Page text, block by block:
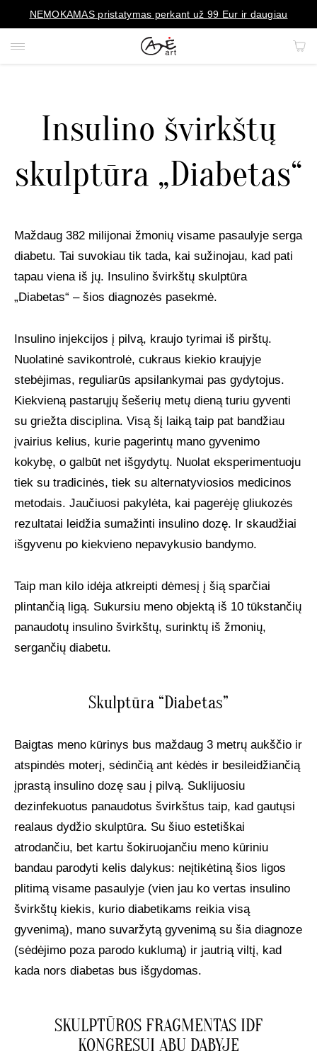
NEMOKAMAS pristatymas perkant už 99 Eur ir daugiau
PAVEIKSLAI
PORTRETAI
KILIMAI
MENO OBJEKTAI
UŽSAKOMIEJI PROJEKTAI
TAPYBOS PAMOKOS
BIO
Insulino švirkštų
skulptūra „Diabetas“
Maždaug 382 milijonai žmonių visame pasaulyje serga
diabetu. Tai suvokiau tik tada, kai sužinojau, kad pati
tapau viena iš jų. Insulino švirkštų skulptūra
„Diabetas“ – šios diagnozės pasekmė.
Insulino injekcijos į pilvą, kraujo tyrimai iš pirštų.
Nuolatinė savikontrolė, cukraus kiekio kraujyje
stebėjimas, reguliarūs apsilankymai pas gydytojus.
Kiekvieną pastarųjų šešerių metų dieną turiu gyventi
su griežta disciplina. Visą šį laiką taip pat bandžiau
įvairius kelius, kurie pagerintų mano gyvenimo
kokybę, o galbūt net išgydytų. Nuolat eksperimentuoju
tiek su tradicinės, tiek su alternatyviosios medicinos
metodais. Jaučiuosi pakylėta, kai pagerėję gliukozės
rezultatai leidžia sumažinti insulino dozę. Ir skaudžiai
išgyvenu po kiekvieno nepavykusio bandymo.
Taip man kilo idėja atkreipti dėmesį į šią sparčiai
plintančią ligą. Sukursiu meno objektą iš 10 tūkstančių
panaudotų insulino švirkštų, surinktų iš žmonių,
sergančių diabetu.
Skulptūra “Diabetas”
Baigtas meno kūrinys bus maždaug 3 metrų aukščio ir
atspindės moterį, sėdinčią ant kėdės ir besileidžiančią
įprastą insulino dozę sau į pilvą. Suklijuosiu
dezinfekuotus panaudotus švirkštus taip, kad gautųsi
realaus dydžio skulptūra. Su šiuo estetiškai
atrodančiu, bet kartu šokiruojančiu meno kūriniu
bandau parodyti kelis dalykus: neįtikėtiną šios ligos
plitimą visame pasaulyje (vien jau ko vertas insulino
švirkštų kiekis, kurio diabetikams reikia visą
gyvenimą), mano suvaržytą gyvenimą su šia diagnoze
(sėdėjimo poza parodo kuklumą) ir jautrią viltį, kad
kada nors diabetas bus išgydomas.
SKULPTŪROS FRAGMENTAS IDF
KONGRESUI ABU DABYJE